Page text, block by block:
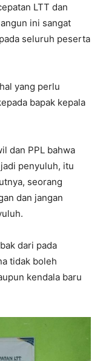
LTT dan
ini sangat
seluruh peserta
yang perlu
bapak kepala
dan PPL bahwa
penyuluh, itu
seorang
dan jangan
dari pada
tidak boleh
kendala baru